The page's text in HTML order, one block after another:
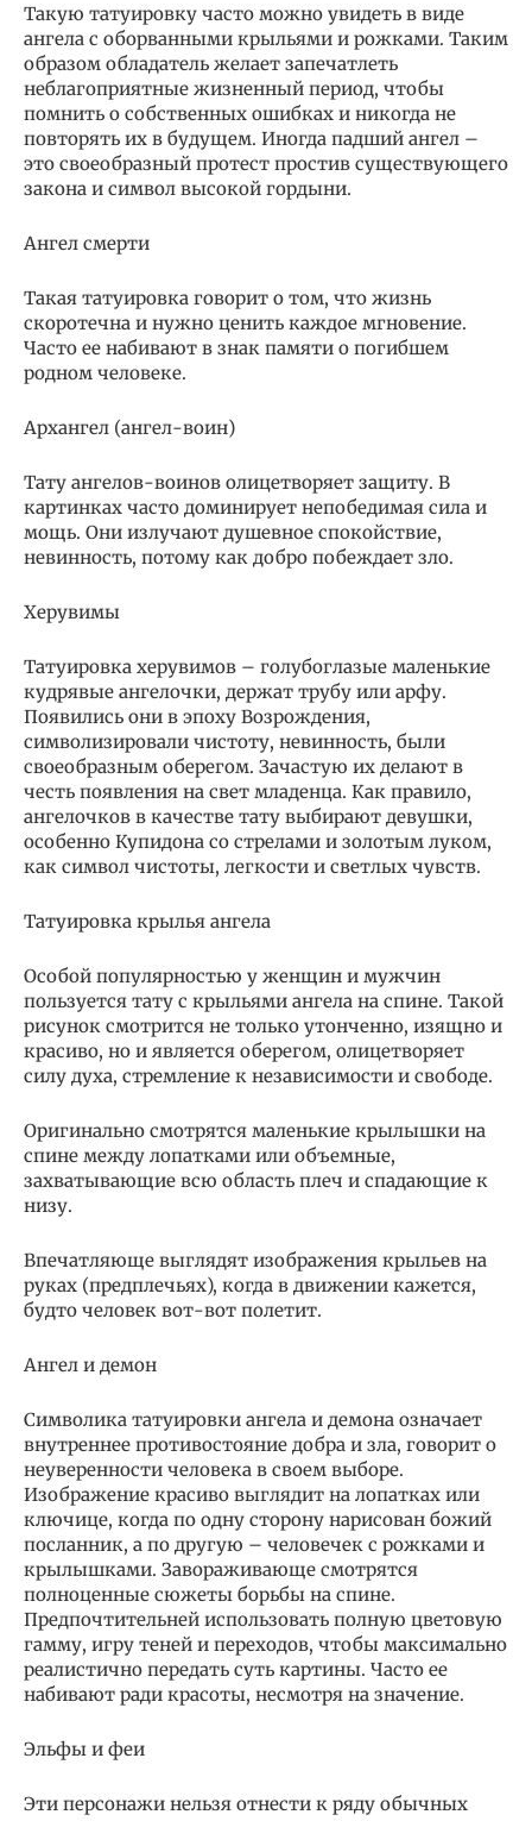
Такую татуировку часто можно увидеть в виде
ангела с оборванными крыльями и рожками. Таким
образом обладатель желает запечатлеть
неблагоприятные жизненный период, чтобы
помнить о собственных ошибках и никогда не
повторять их в будущем. Иногда падший ангел –
это своеобразный протест простив существующего
закона и символ высокой гордыни.
Ангел смерти
Такая татуировка говорит о том, что жизнь
скоротечна и нужно ценить каждое мгновение.
Часто ее набивают в знак памяти о погибшем
родном человеке.
Архангел (ангел-воин)
Тату ангелов-воинов олицетворяет защиту. В
картинках часто доминирует непобедимая сила и
мощь. Они излучают душевное спокойствие,
невинность, потому как добро побеждает зло.
Херувимы
Татуировка херувимов – голубоглазые маленькие
кудрявые ангелочки, держат трубу или арфу.
Появились они в эпоху Возрождения,
символизировали чистоту, невинность, были
своеобразным оберегом. Зачастую их делают в
честь появления на свет младенца. Как правило,
ангелочков в качестве тату выбирают девушки,
особенно Купидона со стрелами и золотым луком,
как символ чистоты, легкости и светлых чувств.
Татуировка крылья ангела
Особой популярностью у женщин и мужчин
пользуется тату с крыльями ангела на спине. Такой
рисунок смотрится не только утонченно, изящно и
красиво, но и является оберегом, олицетворяет
силу духа, стремление к независимости и свободе.
Оригинально смотрятся маленькие крылышки на
спине между лопатками или объемные,
захватывающие всю область плеч и спадающие к
низу.
Впечатляюще выглядят изображения крыльев на
руках (предплечьях), когда в движении кажется,
будто человек вот-вот полетит.
Ангел и демон
Символика татуировки ангела и демона означает
внутреннее противостояние добра и зла, говорит о
неуверенности человека в своем выборе.
Изображение красиво выглядит на лопатках или
ключице, когда по одну сторону нарисован божий
посланник, а по другую – человечек с рожками и
крылышками. Завораживающе смотрятся
полноценные сюжеты борьбы на спине.
Предпочтительней использовать полную цветовую
гамму, игру теней и переходов, чтобы максимально
реалистично передать суть картины. Часто ее
набивают ради красоты, несмотря на значение.
Эльфы и феи
Эти персонажи нельзя отнести к ряду обычных